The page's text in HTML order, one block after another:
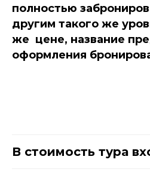
полностью
другим такого же
же цене, название
оформления
В стоимость тура